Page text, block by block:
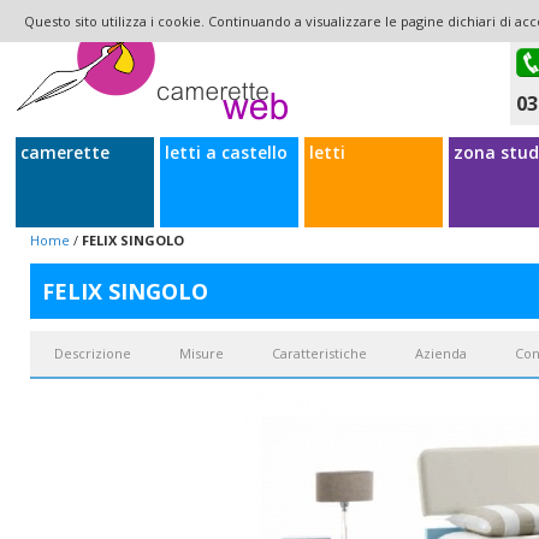
camerette letti a castello letti zona
Home / FELIX SINGOLO
FELIX SINGOLO
Descrizione Misure Caratteristiche Azienda
tradizionale o giroletto contenitore. Non è prevista una versione con
della schiena in posizione di lettura. La testata è realizzata da un
leggermente maggiorata per colpa della testata, il letto è nel complesso
giroletto Dream con rete a ribalta. Il meccanismo di sollevamento della
possibile attrezzare il letto Felix con ruote piroettanti o
Questo sito utilizza i cookie. Continuando a visualizzare le pagine dichiari di